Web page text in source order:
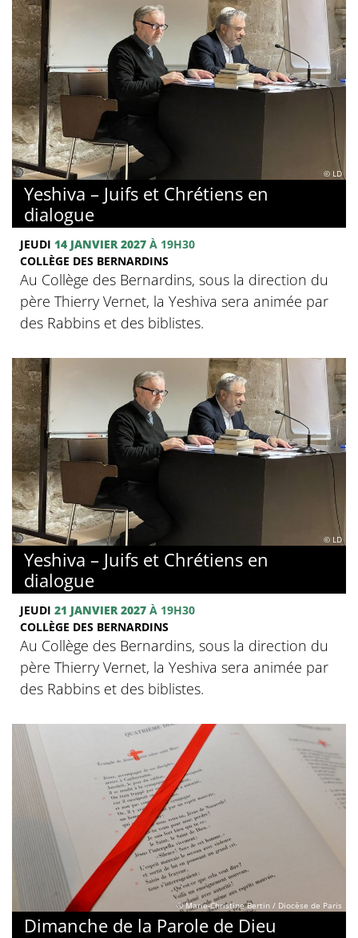
© LD
Yeshiva – Juifs et Chrétiens en
dialogue
JEUDI 14 JANVIER 2027 À 19H30
COLLÈGE DES BERNARDINS
Au Collège des Bernardins, sous la direction du
père Thierry Vernet, la Yeshiva sera animée par
des Rabbins et des biblistes.
© LD
Yeshiva – Juifs et Chrétiens en
dialogue
JEUDI 21 JANVIER 2027 À 19H30
COLLÈGE DES BERNARDINS
Au Collège des Bernardins, sous la direction du
père Thierry Vernet, la Yeshiva sera animée par
des Rabbins et des biblistes.
© Marie-Christine Bertin / Diocèse de Paris
Dimanche de la Parole de Dieu